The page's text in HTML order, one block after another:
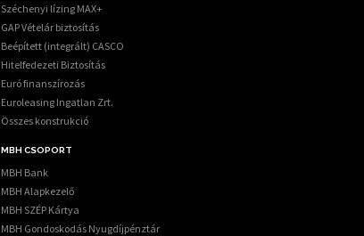
Széchenyi lízing MAX+
GAP Vételár biztosítás
Beépített (integrált) CASCO
Hitelfedezeti Biztosítás
Euró finanszírozás
Euroleasing Ingatlan Zrt.
Összes konstrukció
MBH CSOPORT
MBH Bank
MBH Alapkezelő
MBH SZÉP Kártya
MBH Gondoskodás Nyugdíjpénztár